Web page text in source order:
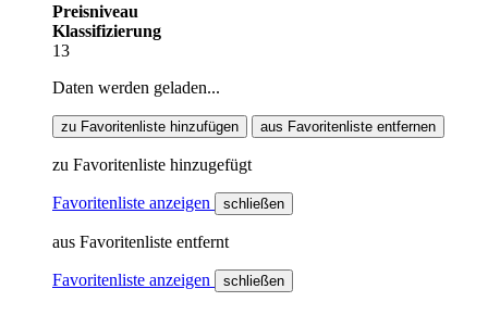
Preisniveau
Klassifizierung
13
Daten werden geladen...
zu Favoritenliste hinzufügen aus Favoritenliste entfernen
zu Favoritenliste hinzugefügt
Favoritenliste anzeigen schließen
aus Favoritenliste entfernt
Favoritenliste anzeigen schließen